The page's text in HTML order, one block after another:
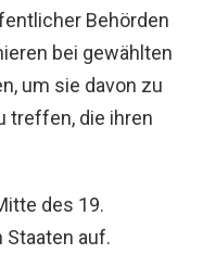
Behörden
bei gewählten
um sie davon zu
treffen, die ihren
des 19.
Staaten auf.